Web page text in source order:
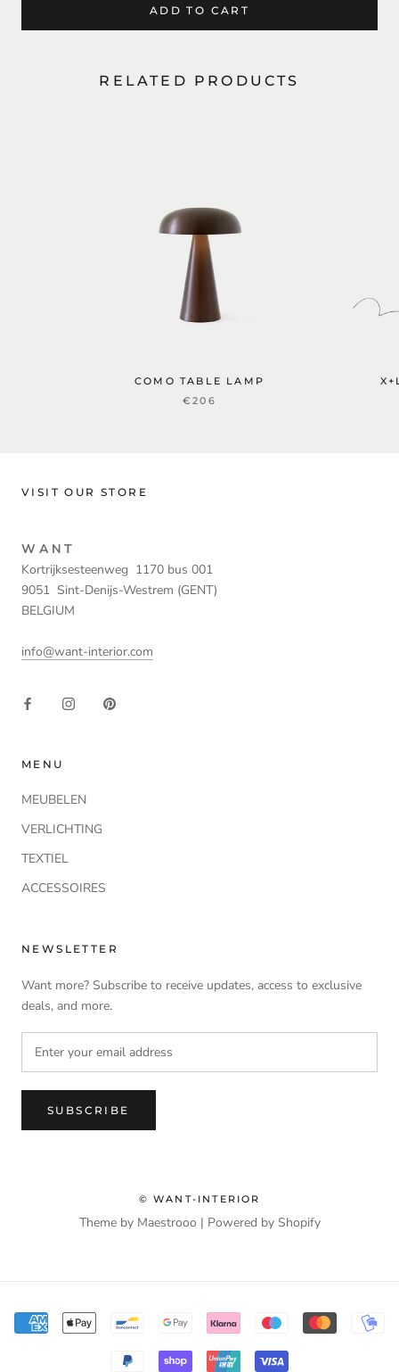
ADD TO CART
RELATED PRODUCTS
COMO TABLE LAMP
€206
VISIT OUR STORE
W A N T
Kortrijksesteenweg 1170 bus 001
9051 Sint-Denijs-Westrem (GENT)
BELGIUM
info@want-interior.com
MENU
MEUBELEN
VERLICHTING
TEXTIEL
ACCESSOIRES
NEWSLETTER
Want more? Subscribe to receive updates, access to exclusive
deals, and more.
SUBSCRIBE
© WANT-INTERIOR
Theme by Maestrooo | Powered by Shopify